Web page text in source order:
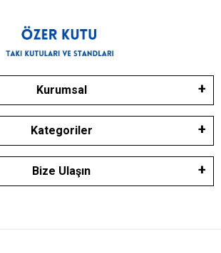
Kurumsal
Kategoriler
Bize Ulaşın